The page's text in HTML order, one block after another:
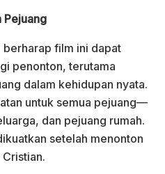
Pejuang
berharap film ini dapat
penonton, terutama
dalam kehidupan nyata.
untuk semua pejuang—
dan pejuang rumah.
setelah menonton
Cristian.